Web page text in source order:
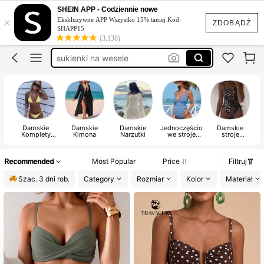
ZDOBĄDŹ
×
SHEIN APP - Codziennie nowe
Ekskluzywne APP Wszystko 15% taniej Kod:
SHAPP15
(3,138)
sukienka na wesele
strój kąpielowy damski
sukienki na wesele
stroje kąpielowe damskie
sukienka na wesele
Damskie
Komplety
Damskie
Kimona
Damskie
Narzutki
Jednoczęścio
we stroje
Damskie
stroje
Recommended Most Popular Price
Filtruj
Szac. 3 dni rob.
Category Rozmiar Kolor Materiał